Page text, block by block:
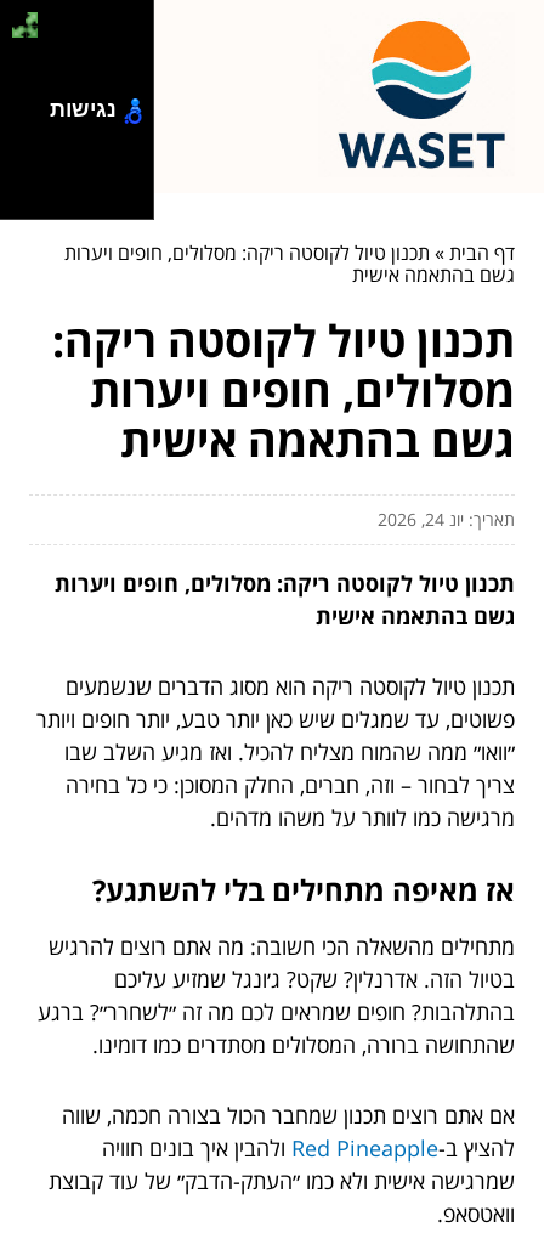
דף הבית» תכנון טיול לקוסטה ריקה: מסלולים, חופים ויערות
גשם בהתאמה אישית
תכנון טיול לקוסטה ריקה:
מסלולים, חופים ויערות
גשם בהתאמה אישית
תאריך: יונ 24, 2026
תכנון טיול לקוסטה ריקה: מסלולים, חופים ויערות
גשם בהתאמה אישית
תכנון טיול לקוסטה ריקה הוא מסוג הדברים שנשמעים
פשוטים, עד שמגלים שיש כאן יותר טבע, יותר חופים ויותר
״וואו״ ממה שהמוח מצליח להכיל. ואז מגיע השלב שבו
צריך לבחור – וזה, חברים, החלק המסוכן: כי כל בחירה
מרגישה כמו לוותר על משהו מדהים.
אז מאיפה מתחילים בלי להשתגע?
מתחילים מהשאלה הכי חשובה: מה אתם רוצים להרגיש
בטיול הזה. אדרנלין? שקט? ג׳ונגל שמזיע עליכם
בהתלהבות? חופים שמראים לכם מה זה ״לשחרר״? ברגע
שהתחושה ברורה, המסלולים מסתדרים כמו דומינו.
אם אתם רוצים תכנון שמחבר הכול בצורה חכמה, שווה
להציץ ב-Red Pineapple ולהבין איך בונים חוויה
שמרגישה אישית ולא כמו ״העתק-הדבק״ של עוד קבוצת
וואטסאפ.
נגישות